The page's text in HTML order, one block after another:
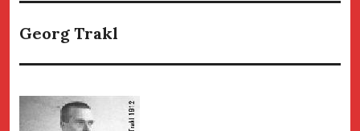
Georg Trakl